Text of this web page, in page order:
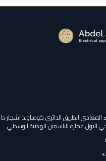
الاول عماره الياسمين الهضبة الوسطي